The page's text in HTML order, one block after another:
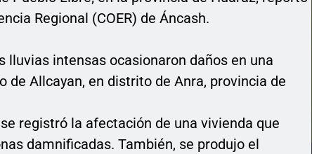
Regional (COER) de Áncash.
intensas ocasionaron daños en una
Allcayan, en distrito de Anra, provincia de
registró la afectación de una vivienda que
damnificadas. También, se produjo el